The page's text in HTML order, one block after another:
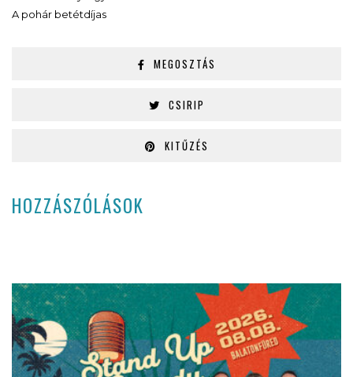
A pohár betétdíjas
MEGOSZTÁS
CSIRIP
KITŰZÉS
HOZZÁSZÓLÁSOK